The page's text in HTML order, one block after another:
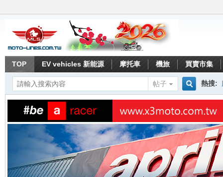
TOP EV vehicles 新能源 摩托車 機旅 買賣市集
帖子
搜
索
熱搜: